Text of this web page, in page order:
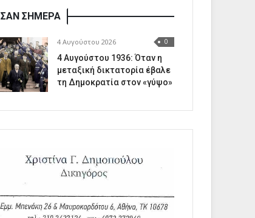
ΣΑΝ ΣΗΜΕΡΑ
4 Αυγούστου 2026 0
4 Αυγούστου 1936: Όταν η
μεταξική δικτατορία έβαλε
τη Δημοκρατία στον «γύψο»